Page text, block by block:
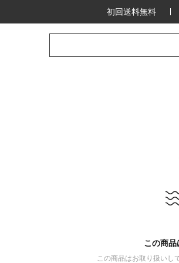
初回送料無料
この商
この商品はお取り扱いし